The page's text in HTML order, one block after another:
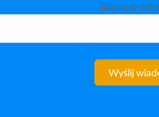
Jaka jest